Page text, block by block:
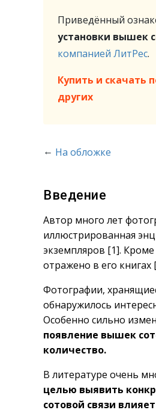
Приведённый
установки вышек
компанией ЛитРес.
Купить и скачать
других
← На обложке
Введение
Автор много лет
иллюстрированная
экземпляров [1].
отражено в его книгах
Фотографии,
обнаружилось
Особенно сильно
появление вышек
количество.
В литературе очень
целью выявить
сотовой связи